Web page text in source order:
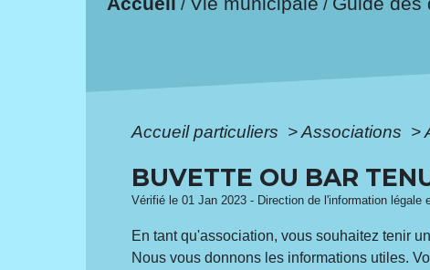
/ /
Accueil particuliers >Associations >
BUVETTE OU BAR
Vérifié le 01 Jan 2023 - Direction de l'information légale
En tant qu'association, vous souhaitez tenir
Nous vous donnons les informations utiles.